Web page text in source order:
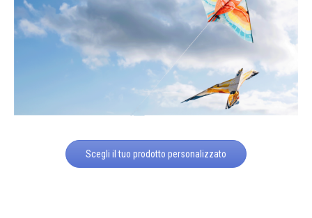
Scegli il tuo prodotto personalizzato